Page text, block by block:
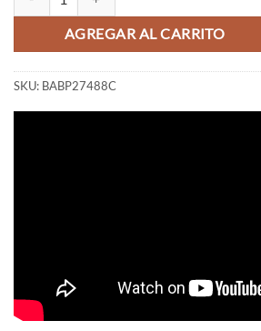
AGREGAR AL CARRITO
SKU: BABP27488C